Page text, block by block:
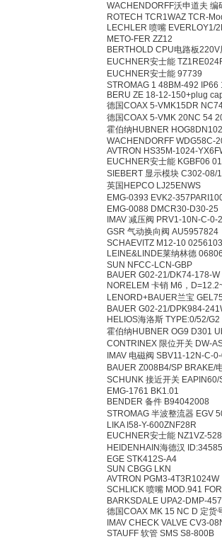
WACHENDORFF沃申道
ROTECH TCR1WAZ
LECHLER 喷嘴
METO-FER ZZ12
BERTHOLD CPU电路板
EUCHNER安士能
EUCHNER安士能
STROMAG 1 48BM-
BERU ZE 18-12-
德国COAX 5-VMK15DR
德国COAX 5-VMK
霍伯纳HUBNER
WACHENDORFF
AVTRON HS35M-1024-
EUCHNER安士能
SIEBERT 显示模块
英国HEPCO
EMG-0393 EVK2-
EMG-0088 DMCR30-
IMAV 减压阀 PRV1-
GSR 气动换向阀
SCHAEVITZ M12-10
LEINE&LINDE莱纳林德
SUN NFCC-LCN-
BAUER G02-21/DK74-
NORELEM 卡销 M6，
LENORD+BAUER兰宝
BAUER G02-21/
HELIOS海洛斯 TYPE:0/
霍伯纳HUBNER OG9
CONTRINEX 限位开关
IMAV 电磁阀 SBV11-
BAUER Z008B4/SP
SCHUNK 接近开关
EMG-1761 BK1.01
BENDER 备件
STROMAG 半波整流器
LIKA I58-Y-
EUCHNER安士能
HEIDENHAIN海德汉
EGE STK412S-A4
SUN CBGG LKN
AVTRON PGM3-
SCHLICK 喷嘴
BARKSDALE UPA2-
德国COAX MK 15 NC
IMAV CHECK VALVE
STAUFF 软管 SMS